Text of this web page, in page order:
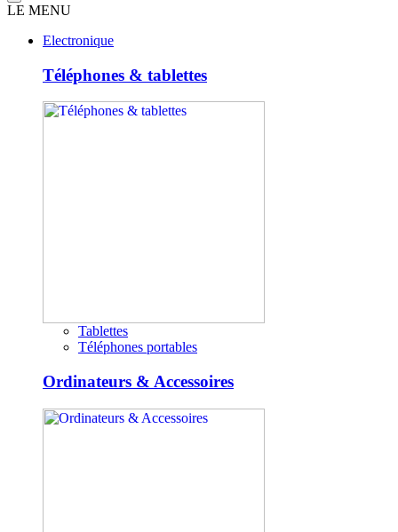
LE MENU
Electronique
Téléphones & tablettes
Tablettes
Téléphones portables
Ordinateurs & Accessoires